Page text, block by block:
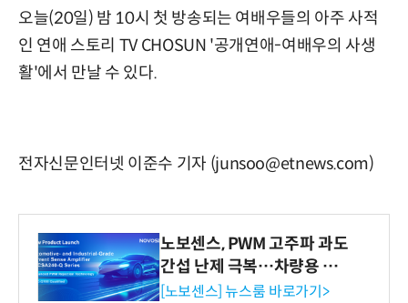
오늘(20일) 밤 10시 첫 방송되는 여배우들의 아주 사적
인 연애 스토리 TV CHOSUN '공개연애-여배우의 사생
활'에서 만날 수 있다.
전자신문인터넷 이준수 기자 (junsoo@etnews.com)
노보센스, PWM 고주파 과도
간섭 난제 극복…차량용 전
류 감지 증폭기
[노보센스] 뉴스룸 바로가기>